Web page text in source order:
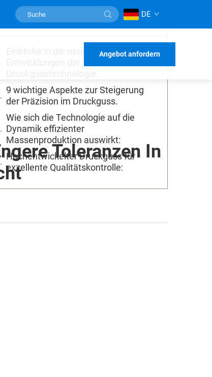
DE
Angebot anfordern
Toleranzen In
Inhaltsverzeichnis
Einblicke in die neuesten
9 wichtige Aspekte zur Steigerung
der Präzision im Druckguss.
Wie sich die Technologie auf die
Dynamik effizienter
Massenproduktion auswirkt:
Hochentwickelter Druckguss für
exzellente Qualitätskontrolle: